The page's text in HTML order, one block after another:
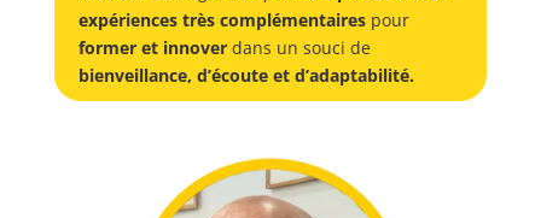
expériences très complémentaires pour
former et innover dans un souci de
bienveillance, d’écoute et d’adaptabilité.